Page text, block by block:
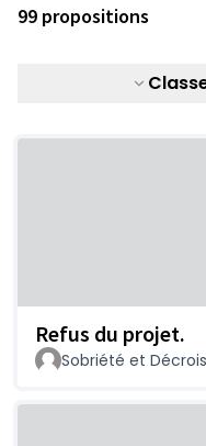
99 propositions
Refus du projet.
Sobriété et